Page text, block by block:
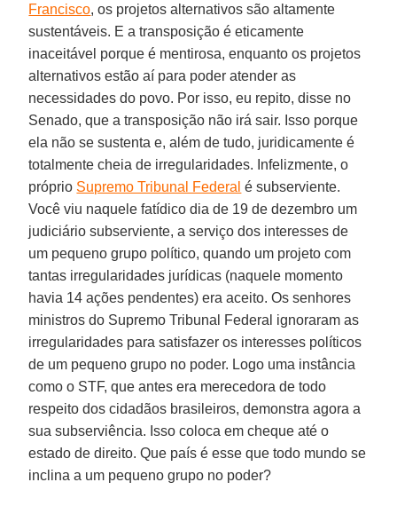
Francisco, os projetos alternativos são altamente
sustentáveis. E a transposição é eticamente
inaceitável porque é mentirosa, enquanto os projetos
alternativos estão aí para poder atender as
necessidades do povo. Por isso, eu repito, disse no
Senado, que a transposição não irá sair. Isso porque
ela não se sustenta e, além de tudo, juridicamente é
totalmente cheia de irregularidades. Infelizmente, o
próprio Supremo Tribunal Federal é subserviente.
Você viu naquele fatídico dia de 19 de dezembro um
judiciário subserviente, a serviço dos interesses de
um pequeno grupo político, quando um projeto com
tantas irregularidades jurídicas (naquele momento
havia 14 ações pendentes) era aceito. Os senhores
ministros do Supremo Tribunal Federal ignoraram as
irregularidades para satisfazer os interesses políticos
de um pequeno grupo no poder. Logo uma instância
como o STF, que antes era merecedora de todo
respeito dos cidadãos brasileiros, demonstra agora a
sua subserviência. Isso coloca em cheque até o
estado de direito. Que país é esse que todo mundo se
inclina a um pequeno grupo no poder?